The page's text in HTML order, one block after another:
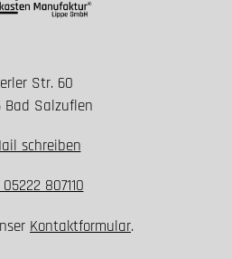
Str. 60
Bad Salzuflen
schreiben
05222 807110
Kontaktformular.